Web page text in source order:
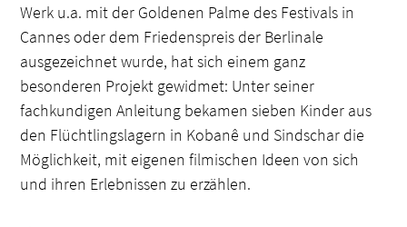
Werk u.a. mit der Goldenen Palme des Festivals in
Cannes oder dem Friedenspreis der Berlinale
ausgezeichnet wurde, hat sich einem ganz
besonderen Projekt gewidmet: Unter seiner
fachkundigen Anleitung bekamen sieben Kinder aus
den Flüchtlingslagern in Kobanê und Sindschar die
Möglichkeit, mit eigenen filmischen Ideen von sich
und ihren Erlebnissen zu erzählen.